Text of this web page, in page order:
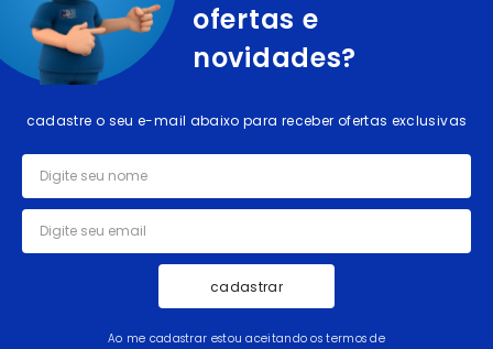
ofertas e
novidades?
cadastre o seu e-mail abaixo para receber ofertas exclusivas
cadastrar
Ao me cadastrar estou aceitando os termos de